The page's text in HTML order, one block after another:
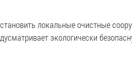
локальные очистные
экологически